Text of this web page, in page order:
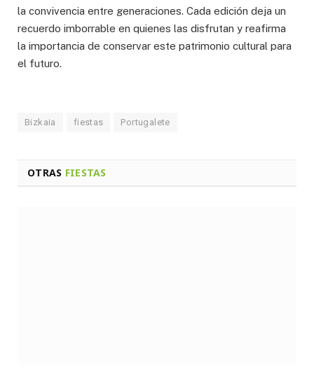
la convivencia entre generaciones. Cada edición deja un
recuerdo imborrable en quienes las disfrutan y reafirma
la importancia de conservar este patrimonio cultural para
el futuro.
Bizkaia fiestas Portugalete
OTRAS FIESTAS